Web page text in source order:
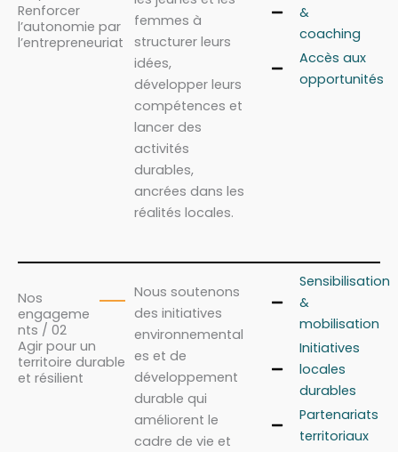
Renforcer
l’autonomie par
l’entrepreneuriat
femmes à
structurer leurs
idées,
développer leurs
compétences et
lancer des
activités
durables,
ancrées dans les
réalités locales.
&
coaching
Accès aux
opportunités
Nos
engageme
nts / 02
Agir pour un
territoire durable
et résilient
Nous soutenons
des initiatives
environnemental
es et de
développement
durable qui
améliorent le
cadre de vie et
Sensibilisation
&
mobilisation
Initiatives
locales
durables
Partenariats
territoriaux